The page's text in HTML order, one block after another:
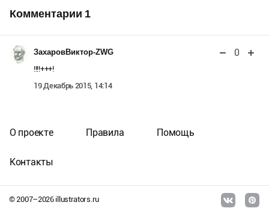
Комментарии 1
ЗахаровВиктор-ZWG 0
!!!!+++!
19 Декабрь 2015, 14:14
© 2007–2026illustrators.ru
О проекте Правила Помощь
Контакты